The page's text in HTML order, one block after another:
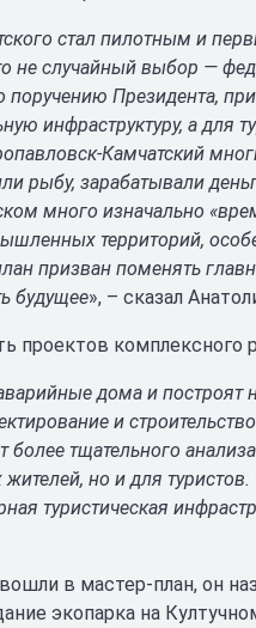
стал пилотным и
не случайный выбор —
Президента,
инфраструктуру, а
Камчатский
рыбу, зарабатывали
много изначально
территорий,
призван поменять
будущее», – сказал
проектов комплексного
дома и
и
более тщательного
но и для
туристическая
в мастер-план, он
экопарка на